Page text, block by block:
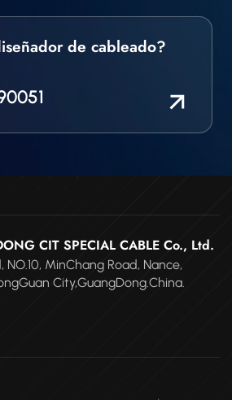
de cableado?
CIT SPECIAL CABLE Co., Ltd.
NO.10, MinChang Road, Nance,
City,GuangDong.China.